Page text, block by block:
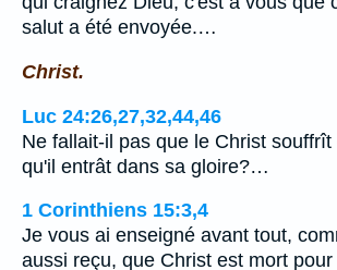
salut a été envoyée.…
Christ.
Luc 24:26,27,32,44,46
Ne fallait-il pas que le Christ
qu'il entrât dans sa gloire?…
1 Corinthiens 15:3,4
Je vous ai enseigné avant tout,
aussi reçu, que Christ est mort